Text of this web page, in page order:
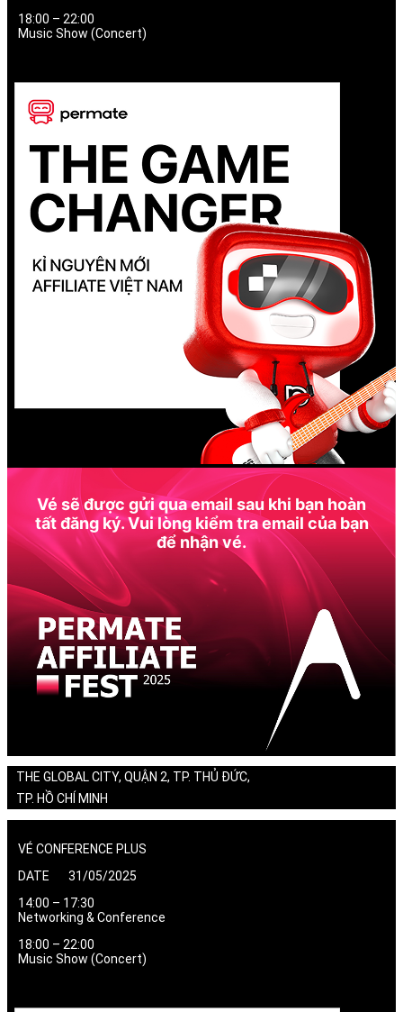
18:00 – 22:00
Music Show (Concert)
Vé sẽ được gửi qua email sau khi bạn hoàn
tất đăng ký. Vui lòng kiểm tra email của bạn
để nhận vé.
THE GLOBAL CITY, QUẬN 2, TP. THỦ ĐỨC,
TP. HỒ CHÍ MINH
VÉ CONFERENCE PLUS
DATE 31/05/2025
14:00 – 17:30
Networking & Conference
18:00 – 22:00
Music Show (Concert)